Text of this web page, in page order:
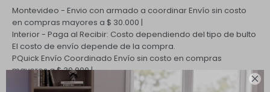

Montevideo - Envio con armado a coordinarEnvío sin costo
en compras mayores a $ 30.000 |
Interior - Paga al Recibir: Costo dependiendo del tipo de bulto
El costo de envío depende de la compra.
PQuick Envío Coordinado Envío sin costo en compras
mayores a $ 30.000 |